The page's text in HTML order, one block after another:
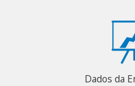
Dados da